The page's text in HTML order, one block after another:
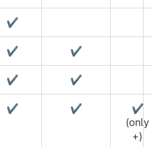
✔️
✔️ ✔️
✔️ ✔️
✔️ ✔️
✔️
(only
+)